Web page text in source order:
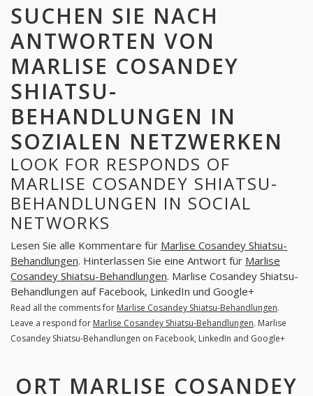
SUCHEN SIE NACH
ANTWORTEN VON
MARLISE COSANDEY
SHIATSU-
BEHANDLUNGEN IN
SOZIALEN NETZWERKEN
LOOK FOR RESPONDS OF
MARLISE COSANDEY SHIATSU-
BEHANDLUNGEN IN SOCIAL
NETWORKS
Lesen Sie alle Kommentare für Marlise Cosandey Shiatsu-
Behandlungen. Hinterlassen Sie eine Antwort für Marlise
Cosandey Shiatsu-Behandlungen. Marlise Cosandey Shiatsu-
Behandlungen auf Facebook, LinkedIn und Google+
Read all the comments for Marlise Cosandey Shiatsu-Behandlungen.
Leave a respond for Marlise Cosandey Shiatsu-Behandlungen. Marlise
Cosandey Shiatsu-Behandlungen on Facebook, LinkedIn and Google+
ORT MARLISE COSANDEY